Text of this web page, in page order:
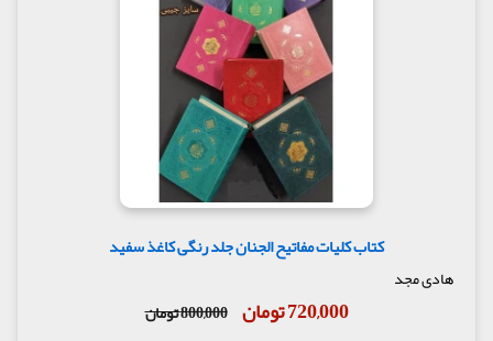
کتاب کلیات مفاتیح الجنان جلد رنگی کاغذ سفید
هادی مجد
720,000 تومان 800,000 تومان